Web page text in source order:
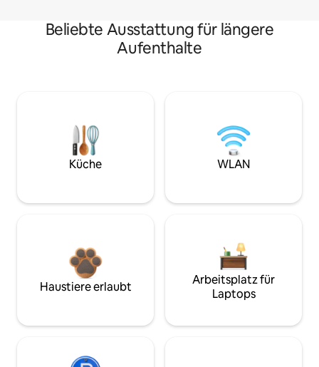
Beliebte Ausstattung für längere
Aufenthalte
Küche WLAN
Haustiere erlaubt
Arbeitsplatz für
Laptops